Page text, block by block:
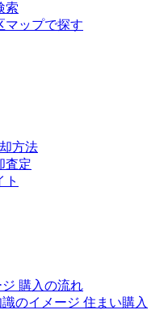
索
マップで探す
方法
査定
ト
購入の流れ
住まい購入